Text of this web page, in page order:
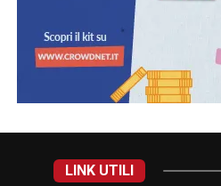
LINK UTILI